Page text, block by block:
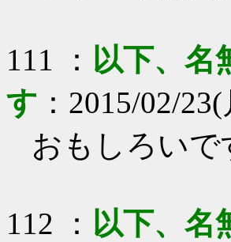
111 ： 以下、名
す ： 2015/02/
おもしろいで
112 ： 以下、名